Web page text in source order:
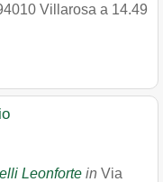
Villarosa a 14.49
Leonforte in Via